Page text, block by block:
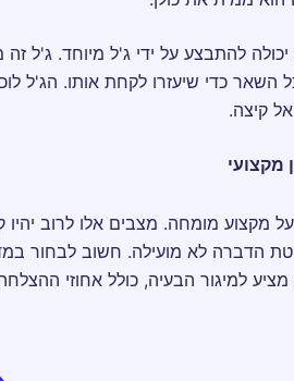
להתבצע על ידי ג'ל מיוחד. ג'ל
השאר כדי שיעזרו לקחת אותו. הג'ל
קיצה.
מקצועי
מקצוע מומחה. מצבים אלו לרוב יהיו
הדברה לא מועילה. חשוב לבחור
למיגור הבעיה, כולל אחוזי